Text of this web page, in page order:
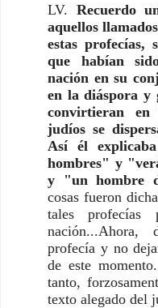
LV. Recuerdo
aquellos
estas profecías,
que habían
nación en su
en la diáspora y
convirtieran
judíos se
Así él
hombres" y
y "un hombre
cosas fueron
tales profecías
profecía y no
de este
tanto,
texto alegado del